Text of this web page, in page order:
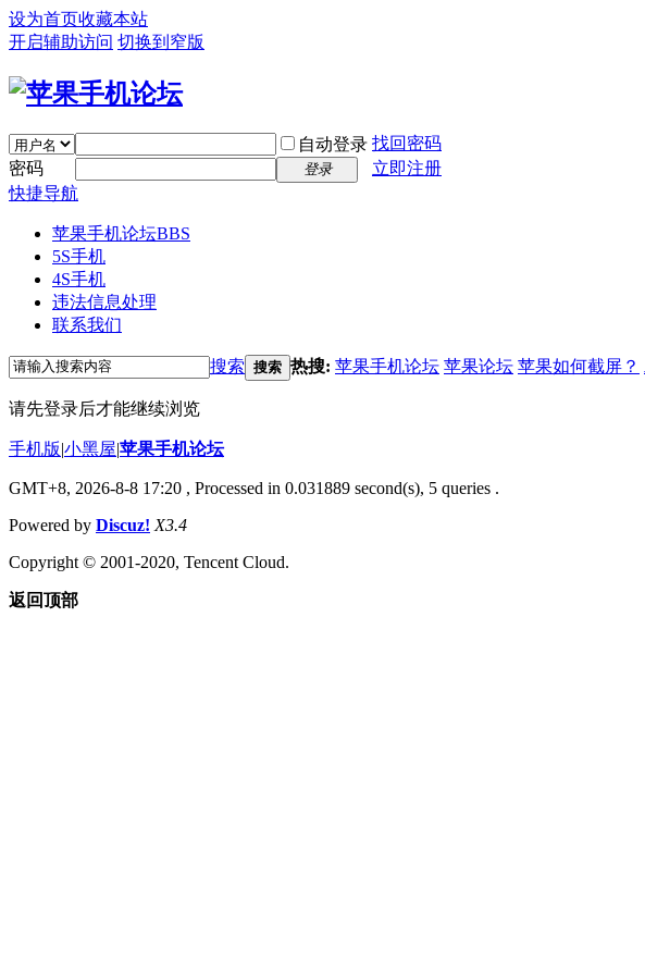
设为首页收藏本站
开启辅助访问 切换到窄版
自动登录 找回密码
密码
登录
立即注册
快捷导航
苹果手机论坛BBS
5S手机
4S手机
违法信息处理
联系我们
搜索 搜索 热搜: 苹果手机论坛 苹果论坛 苹果如何截屏？
请先登录后才能继续浏览
手机版|小黑屋|苹果手机论坛
GMT+8, 2026-8-8 17:20 , Processed in 0.031889 second(s), 5 queries .
Powered by Discuz! X3.4
Copyright © 2001-2020, Tencent Cloud.
返回顶部